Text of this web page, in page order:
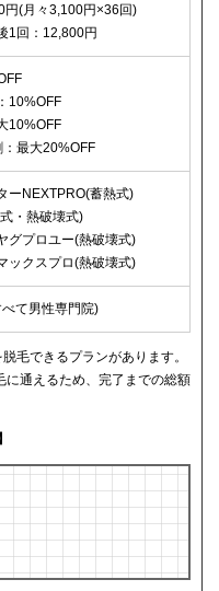
円(月々3,100円×36回)
1回：12,800円
10%OFF
10%OFF
最大20%OFF
ーNEXTPRO(蓄熱式)
・熱破壊式)
グプロユー(熱破壊式)
ックスプロ(熱破壊式)
て男性専門院)
毛できるプランがあります。
に通えるため、完了までの総額